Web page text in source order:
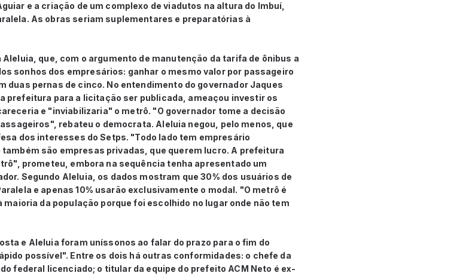
e a criação de um complexo de viadutos na altura do Imbuí,
As obras seriam suplementares e preparatórias à
que, com o argumento de manutenção da tarifa de ônibus a
sonhos dos empresários: ganhar o mesmo valor por passageiro
duas pernas de cinco. No entendimento do governador Jaques
prefeitura para a licitação ser publicada, ameaçou investir os
e "inviabilizaria" o metrô. "O governador tome a decisão
rebateu o democrata. Aleluia negou, pelo menos, que
dos interesses do Setps. "Todo lado tem empresário
são empresas privadas, que querem lucro. A prefeitura
prometeu, embora na sequência tenha apresentado um
Segundo Aleluia, os dados mostram que 30% dos usuários de
e apenas 10% usarão exclusivamente o modal. "O metrô é
da população porque foi escolhido no lugar onde não tem
e Aleluia foram uníssonos ao falar do prazo para o fim do
possível". Entre os dois há outras conformidades: o chefe da
federal licenciado; o titular da equipe do prefeito ACM Neto é ex-